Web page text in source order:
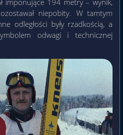
niepobity. W tamtym
odległości były rzadkością, a
odwagi i technicznej